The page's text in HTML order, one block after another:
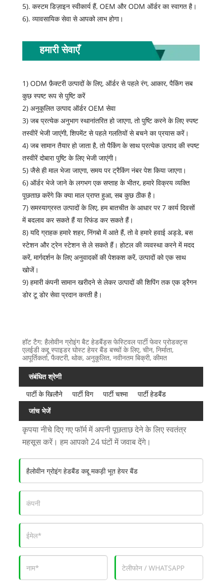
5). कस्टम डिज़ाइन स्वीकार्य हैं, OEM और ODM ऑर्डर का स्वागत है।
6). व्यावसायिक सेवा से आपको लाभ होगा।
हमारी सेवाएँ
1) ODM फ़ैक्टरी उत्पादों के लिए, ऑर्डर से पहले रंग, आकार, पैकिंग सब
कुछ स्पष्ट रूप से पुष्टि करें
2) अनुकूलित उत्पाद ऑर्डर OEM सेवा
3) जब प्रत्येक अनुभाग स्थानांतरित हो जाएगा, तो पुष्टि करने के लिए स्पष्ट
तस्वीरें भेजी जाएंगी, शिपमेंट से पहले गलतियों से बचने का प्रयास करें।
4) जब सामान तैयार हो जाता है, तो पैकिंग के साथ प्रत्येक उत्पाद की स्पष्ट
तस्वीरें दोबारा पुष्टि के लिए भेजी जाएंगी।
5) जैसे ही माल भेजा जाएगा, समय पर ट्रैकिंग नंबर पेश किया जाएगा।
6) ऑर्डर भेजे जाने के लगभग एक सप्ताह के भीतर, हमारे विक्रय व्यक्ति
पूछताछ करेंगे कि क्या माल प्राप्त हुआ, सब कुछ ठीक है।
7) समस्याग्रस्त उत्पादों के लिए, हम बातचीत के आधार पर 7 कार्य दिवसों
में बदलाव कर सकते हैं या रिफंड कर सकते हैं।
8) यदि ग्राहक हमारे शहर, निंगबो में आते हैं, तो वे हमारे हवाई अड्डे, बस
स्टेशन और ट्रेन स्टेशन से ले सकते हैं। होटल की व्यवस्था करने में मदद
करें, मार्गदर्शन के लिए अनुवादकों की पेशकश करें, उत्पादों को एक साथ
खोजें।
9) हमारी कंपनी सामान खरीदने से लेकर उत्पादों की शिपिंग तक एक ड्रैगन
डोर टू डोर सेवा प्रदान करती है।
हॉट टैग: हैलोवीन ग्रोइंग बैट हेडबैंड्स फेस्टिवल पार्टी फेवर प्रोडक्ट्स
एलईडी कद्दू स्पाइडर घोस्ट हेयर बैंड बच्चों के लिए, चीन, निर्माता,
आपूर्तिकर्ता, फैक्टरी, थोक, अनुकूलित, नवीनतम बिक्री, कीमत
संबंधित श्रेणी
पार्टी के खिलौने
पार्टी विग पार्टी चश्मा
पार्टी हेडबैंड
जांच भेजें
कृपया नीचे दिए गए फॉर्म में अपनी पूछताछ देने के लिए स्वतंत्र
महसूस करें। हम आपको 24 घंटों में जवाब देंगे।